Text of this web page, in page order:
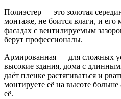
Полиэстер — это золотая
монтаже, не боится влаги, и его
фасадах с вентилируемым
берут профессионалы.
Армированная — для сложных
высокие здания, дома с
даёт пленке растягиваться и
монтируете её на высоте
её.